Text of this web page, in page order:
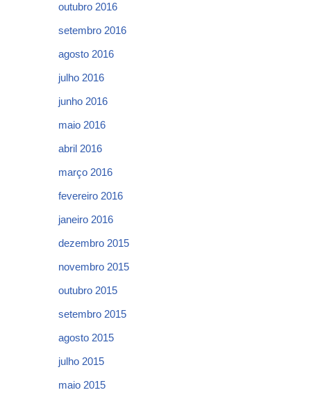
outubro 2016
setembro 2016
agosto 2016
julho 2016
junho 2016
maio 2016
abril 2016
março 2016
fevereiro 2016
janeiro 2016
dezembro 2015
novembro 2015
outubro 2015
setembro 2015
agosto 2015
julho 2015
maio 2015